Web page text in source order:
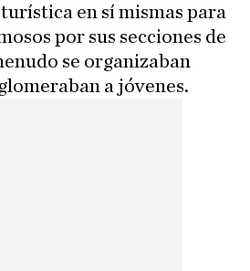
en sí mismas para
por sus secciones de
se organizaban
a jóvenes.